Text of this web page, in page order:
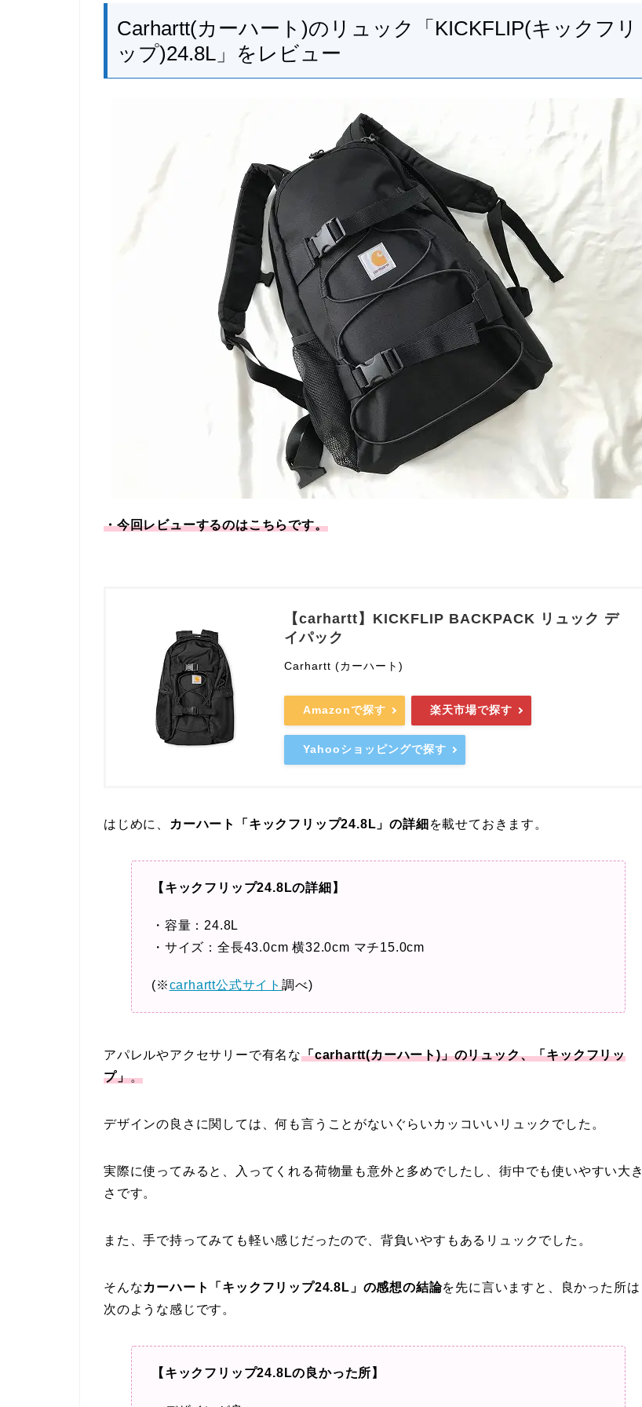
Carhartt(カーハート)のリュック「KICKFLIP(キックフリ
ップ)24.8L」をレビュー
・今回レビューするのはこちらです。
【carhartt】KICKFLIP BACKPACK リュック デ
イパック
Carhartt (カーハート)
Amazonで探す 楽天市場で探す
Yahooショッピングで探す
はじめに、 カーハート「キックフリップ24.8L」の詳細 を載せておきます。
【キックフリップ24.8Lの詳細】
・容量：24.8L
・サイズ：全長43.0cm 横32.0cm マチ15.0cm
(※carhartt公式サイト 調べ)
アパレルやアクセサリーで有名な「carhartt(カーハート)」のリュック、「キックフリッ
プ」。
デザインの良さに関しては、何も言うことがないぐらいカッコいいリュックでした。
実際に使ってみると、入ってくれる荷物量も意外と多めでしたし、街中でも使いやすい大き
さです。
また、手で持ってみても軽い感じだったので、背負いやすもあるリュックでした。
そんなカーハート「キックフリップ24.8L」の感想の結論を先に言いますと、良かった所は
次のような感じです。
【キックフリップ24.8Lの良かった所】